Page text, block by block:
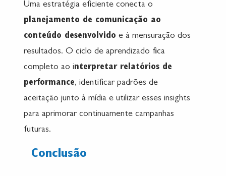
Uma estratégia eficiente conecta o
planejamento de comunicação ao
conteúdo desenvolvido e à mensuração dos
resultados. O ciclo de aprendizado fica
completo ao interpretar relatórios de
performance, identificar padrões de
aceitação junto à mídia e utilizar esses insights
para aprimorar continuamente campanhas
futuras.
Conclusão